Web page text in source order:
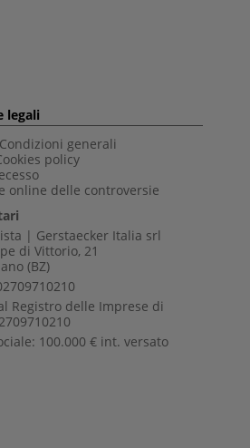
legali
generali
policy
online delle controversie
| Gerstaecker Italia srl
di Vittorio, 21
(BZ)
Registro delle Imprese di
100.000 € int. versato